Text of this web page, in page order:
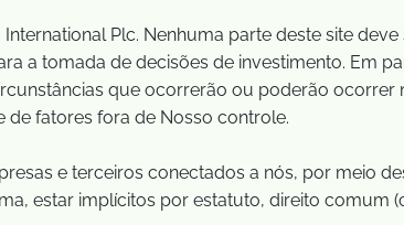
Plc. Nenhuma parte deste site
a tomada de decisões de investimento. Em
que ocorrerão ou poderão
fatores fora de Nosso controle.
e terceiros conectados a nós, por meio
estar implícitos por estatuto, direito comum